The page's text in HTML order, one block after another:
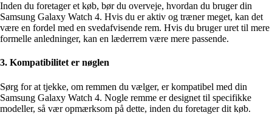
Inden du foretager et køb, bør du overveje, hvordan du bruger din
Samsung Galaxy Watch 4. Hvis du er aktiv og træner meget, kan det
være en fordel med en svedafvisende rem. Hvis du bruger uret til mere
formelle anledninger, kan en læderrem være mere passende.
3. Kompatibilitet er nøglen
Sørg for at tjekke, om remmen du vælger, er kompatibel med din
Samsung Galaxy Watch 4. Nogle remme er designet til specifikke
modeller, så vær opmærksom på dette, inden du foretager dit køb.